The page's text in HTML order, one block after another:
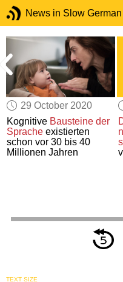
News in Slow German
29 October 2020
Kognitive Bausteine der
Sprache existierten
schon vor 30 bis 40
Millionen Jahren
TEXT SIZE